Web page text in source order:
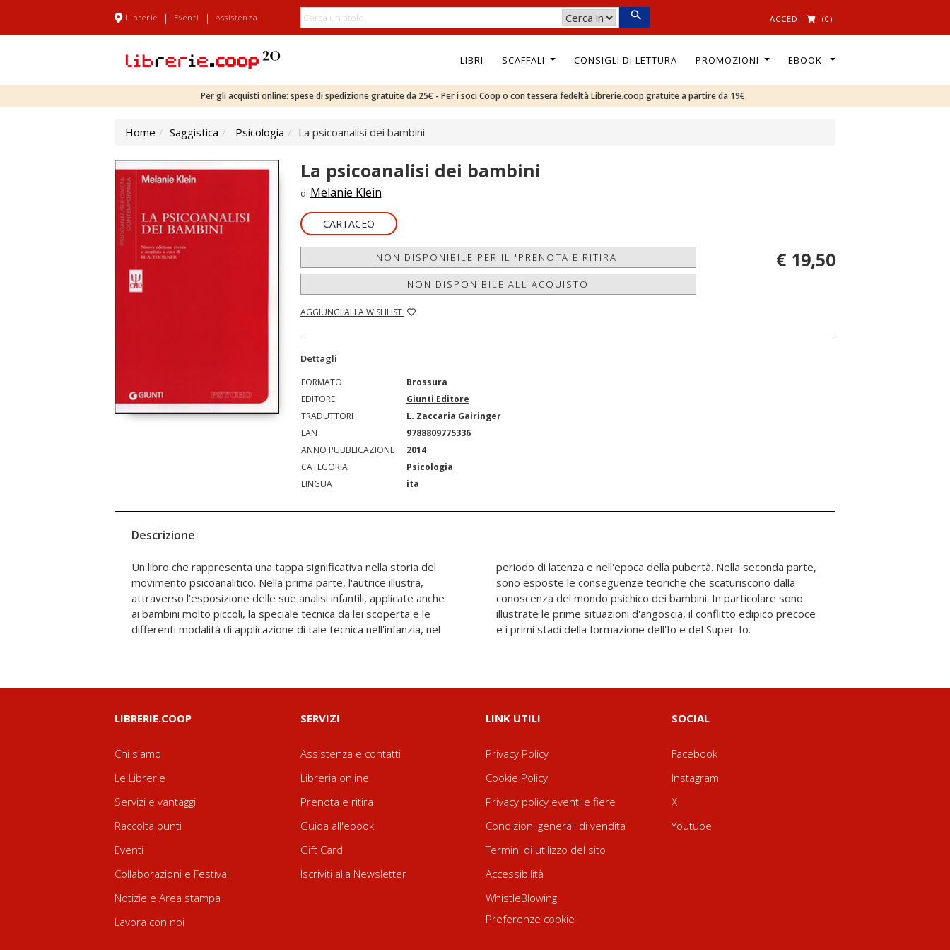
Librerie | Eventi | Assistenza ACCEDI (0)
LIBRI SCAFFALI CONSIGLI DI LETTURA PROMOZIONI EBOOK
Per gli acquisti online: spese di spedizione gratuite da 25€ - Per i soci Coop o con tessera fedeltà Librerie.coop gratuite a partire da 19€.
Home Saggistica Psicologia La psicoanalisi dei bambini
La psicoanalisi dei bambini
di Melanie Klein
CARTACEO
NON DISPONIBILE PER IL 'PRENOTA E RITIRA'
NON DISPONIBILE ALL'ACQUISTO
AGGIUNGI ALLA WISHLIST
€ 19,50
Dettagli
FORMATO
Brossura
EDITORE
Giunti Editore
TRADUTTORI
L. Zaccaria Gairinger
EAN
9788809775336
ANNO PUBBLICAZIONE
2014
CATEGORIA
Psicologia
LINGUA
ita
Descrizione
Un libro che rappresenta una tappa significativa nella storia del
movimento psicoanalitico. Nella prima parte, l'autrice illustra,
attraverso l'esposizione delle sue analisi infantili, applicate anche
ai bambini molto piccoli, la speciale tecnica da lei scoperta e le
differenti modalità di applicazione di tale tecnica nell'infanzia, nel
periodo di latenza e nell'epoca della pubertà. Nella seconda parte,
sono esposte le conseguenze teoriche che scaturiscono dalla
conoscenza del mondo psichico dei bambini. In particolare sono
illustrate le prime situazioni d'angoscia, il conflitto edipico precoce
e i primi stadi della formazione dell'Io e del Super-Io.
LIBRERIE.COOP
Chi siamo
Le Librerie
Servizi e vantaggi
Raccolta punti
Eventi
Collaborazioni e Festival
Notizie e Area stampa
Lavora con noi
SERVIZI
Assistenza e contatti
Libreria online
Prenota e ritira
Guida all'ebook
Gift Card
Iscriviti alla Newsletter
LINK UTILI
Privacy Policy
Cookie Policy
Privacy policy eventi e fiere
Condizioni generali di vendita
Termini di utilizzo del sito
Accessibilità
WhistleBlowing
Preferenze cookie
SOCIAL
Facebook
Instagram
X
Youtube